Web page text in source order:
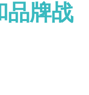
品牌战